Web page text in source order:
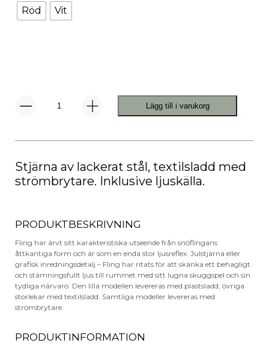
Röd Vit
Adventsstjärna
Lägg till i varukorg
Stjärna av lackerat stål, textilsladd med
strömbrytare. Inklusive ljuskälla.
PRODUKTBESKRIVNING
Fling har ärvt sitt karakteristiska utseende från snöflingans
åttkantiga form och är som en enda stor ljusreflex. Julstjärna eller
grafisk inredningsdetalj – Fling har ritats för att skänka ett behagligt
och stämningsfullt ljus till rummet med sitt lugna skuggspel och sin
tydliga närvaro. Den lilla modellen levereras med plastsladd, övriga
storlekar med textilsladd. Samtliga modeller levereras med
strömbrytare.
PRODUKTINFORMATION